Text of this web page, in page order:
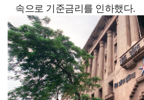
속으로 기준금리를 인하했다.